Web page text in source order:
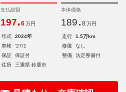
支払総額
197.6 万円
本体価格
189. 8 万円
年式 2024年 走行
1.5万km
車検
'27/1 修復
なし
保証
保証付 整備
法定整備付
住所
三重県 鈴鹿市